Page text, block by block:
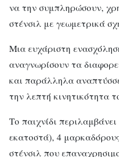
να την συμπληρώσουν,
στένσιλ με γεωμετρικά
Μια ευχάριστη
αναγνωρίσουν τα
και παράλληλα
την λεπτή κινητικότητα
Το παιχνίδι
εκατοστά), 4
στένσιλ που